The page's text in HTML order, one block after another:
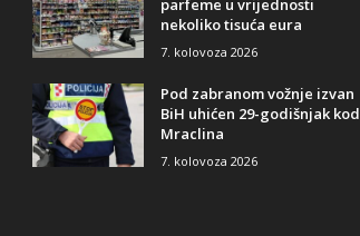
parfeme u vrijednosti
nekoliko tisuća eura
7. kolovoza 2026
Pod zabranom vožnje izvan
BiH uhićen 29-godišnjak kod
Mraclina
7. kolovoza 2026